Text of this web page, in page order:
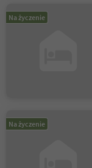
Na życzenie
Na życzenie